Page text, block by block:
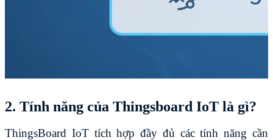
2. Tính năng của Thingsboard IoT là gì?
ThingsBoard IoT tích hợp đầy đủ các tính năng cần